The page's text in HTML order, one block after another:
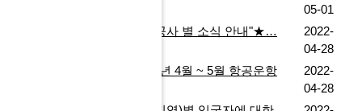
05-01
[fnMICE E-뉴스레터]★"항공사 별 소식 안내"★…
2022-
04-28
대한항공, 아시아나항공 22년 4월 ~ 5월 항공운항
2022-
04-28